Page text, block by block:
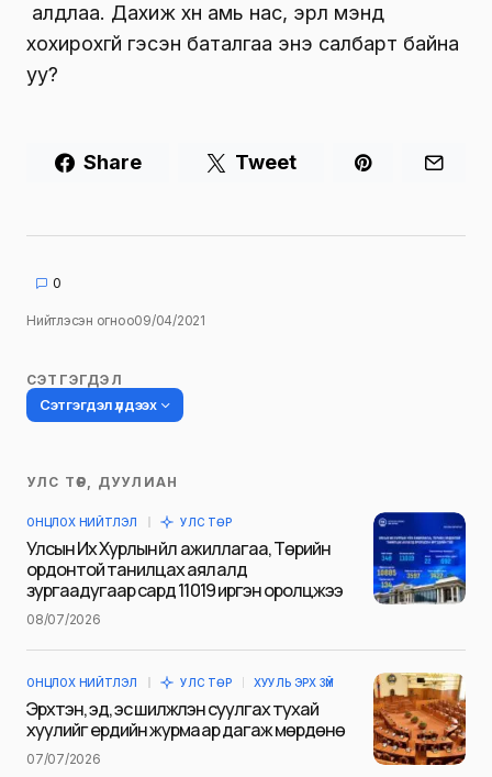
алдлаа. Дахиж хүн амь нас, эрүүл мэнд
хохирохгүй гэсэн баталгаа энэ салбарт байна
уу?
Share Tweet
0
Нийтлэсэн огноо09/04/2021
СЭТГЭГДЭЛ
Сэтгэгдэл үлдээх
Таны имэйл хаягийг нийтлэхгүй.
тэмдэглэсэн
Name
УЛС ТӨР, ДУУЛИАН
ОНЦЛОХ НИЙТЛЭЛ УЛС ТӨР
Улсын Их Хурлын үйл ажиллагаа, Төрийн
ордонтой танилцах аялалд
зургаадугаар сард 11019 иргэн оролцжээ
08/07/2026
ОНЦЛОХ НИЙТЛЭЛ УЛС ТӨР ХУУЛЬ ЭРХ ЗҮЙ
Эрхтэн, эд, эс шилжүүлэн суулгах тухай
хуулийг ердийн журмаар дагаж мөрдөнө
07/07/2026